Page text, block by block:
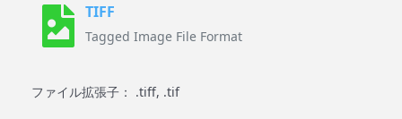
TIFF
Tagged Image File Format
ファイル拡張子： .tiff, .tif